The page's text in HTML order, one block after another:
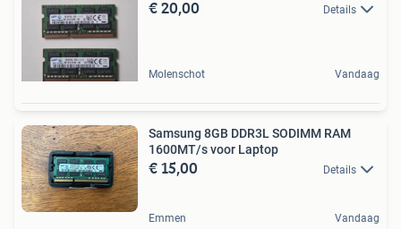
€ 20,00 Details
Molenschot Vandaag
Samsung 8GB DDR3L SODIMM RAM
1600MT/s voor Laptop
€ 15,00 Details
Emmen Vandaag